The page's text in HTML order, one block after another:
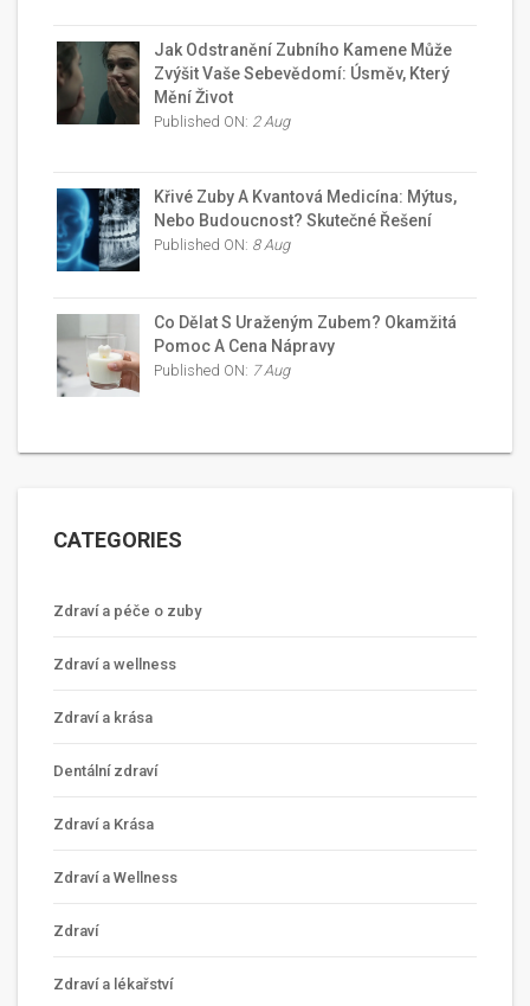
Jak Odstranění Zubního Kamene Může
Zvýšit Vaše Sebevědomí: Úsměv, Který
Mění Život
Published ON: 2 Aug
Křivé Zuby A Kvantová Medicína: Mýtus,
Nebo Budoucnost? Skutečné Řešení
Published ON: 8 Aug
Co Dělat S Uraženým Zubem? Okamžitá
Pomoc A Cena Nápravy
Published ON: 7 Aug
CATEGORIES
Zdraví a péče o zuby
Zdraví a wellness
Zdraví a krása
Dentální zdraví
Zdraví a Krása
Zdraví a Wellness
Zdraví
Zdraví a lékařství